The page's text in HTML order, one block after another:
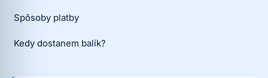
Spôsoby platby
Kedy dostanem balík?